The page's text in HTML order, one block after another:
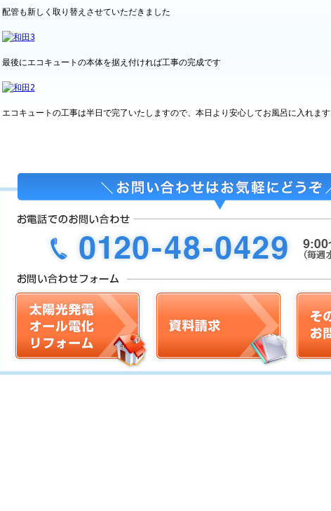
配管も新しく取り替えさせていただきました
最後にエコキュートの本体を据え付ければ工事の完成です
エコキュートの工事は半日で完了いたしますので、本日より安心してお風呂に入れます